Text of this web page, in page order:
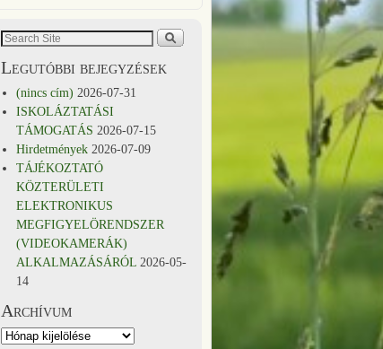
Legutóbbi bejegyzések
(nincs cím) 2026-07-31
ISKOLÁZTATÁSI
TÁMOGATÁS 2026-07-15
Hirdetmények 2026-07-09
TÁJÉKOZTATÓ
KÖZTERÜLETI
ELEKTRONIKUS
MEGFIGYELÖRENDSZER
(VIDEOKAMERÁK)
ALKALMAZÁSÁRÓL 2026-05-
14
Archívum